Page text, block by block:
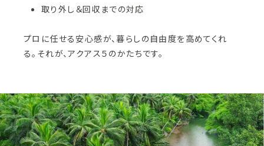
取り外し＆回収までの対応
プロに任せる安心感が、暮らしの自由度を高めてくれ
る。それが、アクアス５のかたちです。